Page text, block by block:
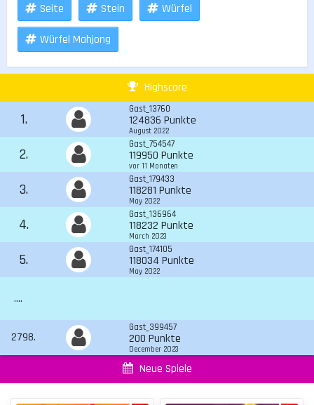
Seite Stein Würfel
Würfel Mahjong
Highscore
1.
Gast_13760
124836 Punkte
August 2022
2.
Gast_754547
119950 Punkte
vor 11 Monaten
3.
Gast_179433
118281 Punkte
May 2022
4.
Gast_136964
118232 Punkte
March 2023
5.
Gast_174105
118034 Punkte
May 2022
....
2798.
Gast_399457
200 Punkte
December 2023
Neue Spiele